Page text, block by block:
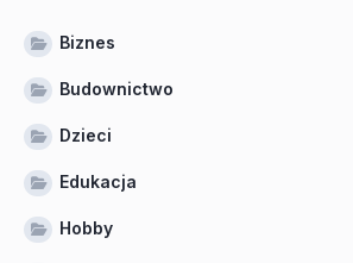
Biznes
Budownictwo
Dzieci
Edukacja
Hobby